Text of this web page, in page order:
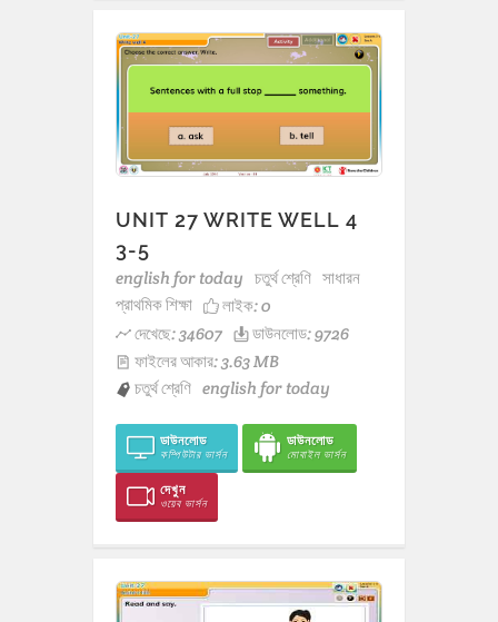
UNIT 27 WRITE WELL 4
3-5
english for today চতুর্থ শ্রেণি সাধারন
প্রাথমিক শিক্ষা
লাইক:0
দেখেছে: 34607
ডাউনলোড: 9726
ফাইলের আকার: 3.63 MB
চতুর্থ শ্রেণি english for today
ডাউনলোড
কম্পিউটার ভার্সন
ডাউনলোড
মোবাইল ভার্সন
দেখুন
ওয়েব ভার্সন